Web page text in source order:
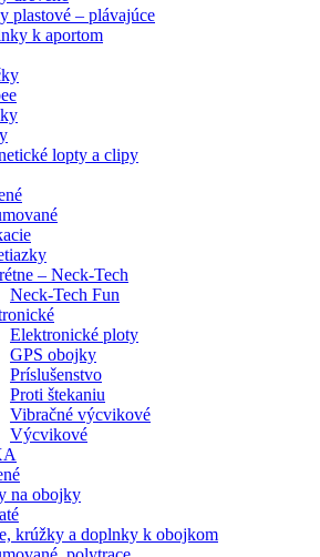
plastové – plávajúce
k aportom
lopty a clipy
– Neck-Tech
Neck-Tech Fun
Elektronické ploty
GPS obojky
Príslušenstvo
Proti štekaniu
Vibračné výcvikové
Výcvikové
na obojky
krúžky a doplnky k obojkom